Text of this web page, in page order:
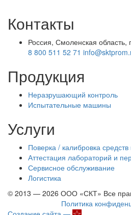
Контакты
Россия, Смоленская область,
8 800 511 52 71
Продукция
Неразрушающий контроль
Испытательные машины
Услуги
Поверка / калибровка
Аттестация лабораторий и
Сервисное обслуживание
Логистика
© 2013 — 2026 ООО «СКТ» Все
Политика